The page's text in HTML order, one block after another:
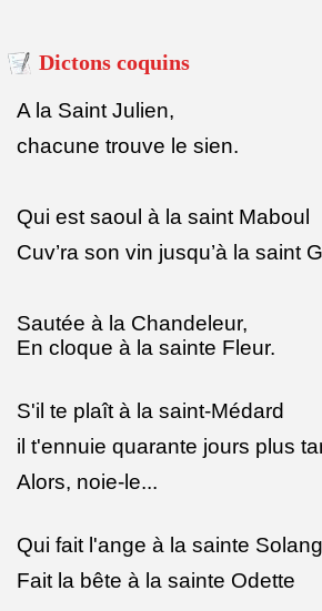
Dictons coquins
A la Saint Julien,
chacune trouve le sien.
Qui est saoul à la saint Maboul
Cuv’ra son vin jusqu’à la saint
Sautée à la Chandeleur,
En cloque à la sainte Fleur.
S'il te plaît à la saint-Médard
il t'ennuie quarante jours plus
Alors, noie-le...
Qui fait l'ange à la sainte
Fait la bête à la sainte Odette